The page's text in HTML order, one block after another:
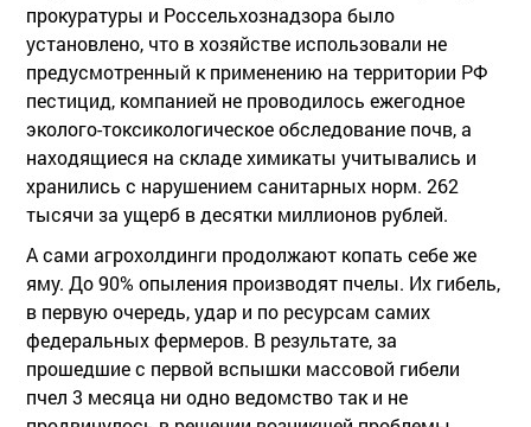
прокуратуры и Россельхознадзора было
установлено, что в хозяйстве использовали не
предусмотренный к применению на территории РФ
пестицид, компанией не проводилось ежегодное
эколого-токсикологическое обследование почв, а
находящиеся на складе химикаты учитывались и
хранились с нарушением санитарных норм. 262
тысячи за ущерб в десятки миллионов рублей.
А сами агрохолдинги продолжают копать себе же
яму. До 90% опыления производят пчелы. Их гибель,
в первую очередь, удар и по ресурсам самих
федеральных фермеров. В результате, за
прошедшие с первой вспышки массовой гибели
пчел 3 месяца ни одно ведомство так и не